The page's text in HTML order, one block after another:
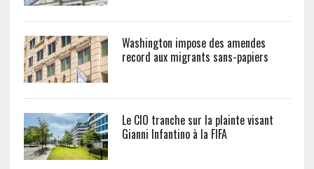
Washington impose des amendes
record aux migrants sans-papiers
Le CIO tranche sur la plainte visant
Gianni Infantino à la FIFA